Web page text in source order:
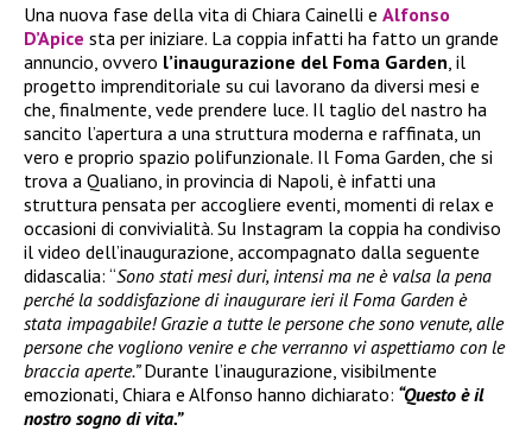
Una nuova fase della vita di Chiara Cainelli e Alfonso
D’Apice sta per iniziare. La coppia infatti ha fatto un grande
annuncio, ovvero l’inaugurazione del Foma Garden , il
progetto imprenditoriale su cui lavorano da diversi mesi e
che, finalmente, vede prendere luce. Il taglio del nastro ha
sancito l’apertura a una struttura moderna e raffinata, un
vero e proprio spazio polifunzionale. Il Foma Garden, che si
trova a Qualiano, in provincia di Napoli, è infatti una
struttura pensata per accogliere eventi, momenti di relax e
occasioni di convivialità. Su Instagram la coppia ha condiviso
il video dell’inaugurazione, accompagnato dalla seguente
didascalia: “Sono stati mesi duri, intensi ma ne è valsa la pena
perché la soddisfazione di inaugurare ieri il Foma Garden è
stata impagabile! Grazie a tutte le persone che sono venute, alle
persone che vogliono venire e che verranno vi aspettiamo con le
braccia aperte.”Durante l’inaugurazione, visibilmente
emozionati, Chiara e Alfonso hanno dichiarato: “Questo è il
nostro sogno di vita.”